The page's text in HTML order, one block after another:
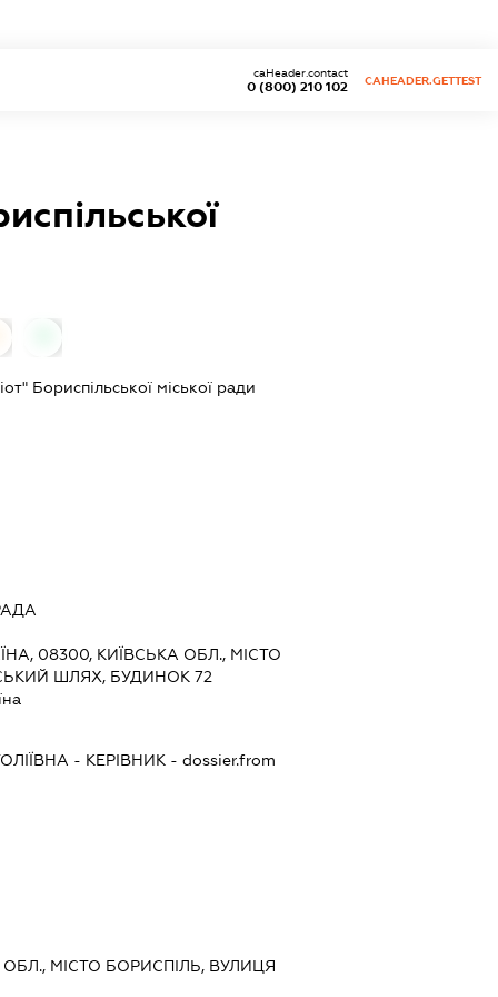
0 (800) 210 102
caHeader.contact
CAHEADER.GETTEST
Бориспільської міської ради
08300, КИЇВСЬКА ОБЛ., МІСТО
ШЛЯХ, БУДИНОК 72
- КЕРІВНИК- dossier.from
ОБЛ., МІСТО БОРИСПІЛЬ, ВУЛИЦЯ